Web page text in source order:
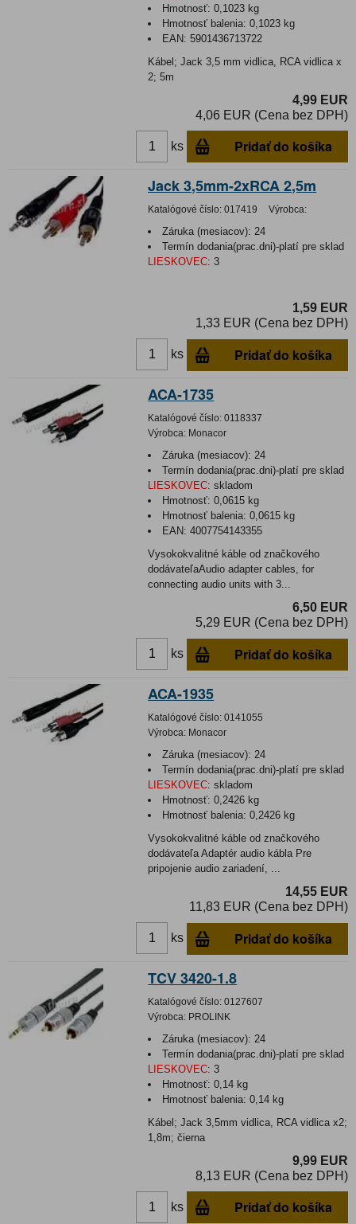
Hmotnosť:0,1023 kg
Hmotnosť balenia:0,1023 kg
EAN:5901436713722
Kábel; Jack 3,5 mm vidlica, RCA vidlica x
2; 5m
4,99 EUR
4,06 EUR (Cena bez DPH)
ks Pridať do košíka
Jack 3,5mm-2xRCA 2,5m
Katalógové číslo: 017419 Výrobca:
Záruka (mesiacov): 24
Termín dodania(prac.dni)-platí pre sklad
LIESKOVEC: 3
1,59 EUR
1,33 EUR (Cena bez DPH)
ks Pridať do košíka
ACA-1735
Katalógové číslo: 0118337
Výrobca: Monacor
Záruka (mesiacov): 24
Termín dodania(prac.dni)-platí pre sklad
LIESKOVEC: skladom
Hmotnosť:0,0615 kg
Hmotnosť balenia:0,0615 kg
EAN:4007754143355
Vysokokvalitné káble od značkového
dodávateľaAudio adapter cables, for
connecting audio units with 3...
6,50 EUR
5,29 EUR (Cena bez DPH)
ks Pridať do košíka
ACA-1935
Katalógové číslo: 0141055
Výrobca: Monacor
Záruka (mesiacov): 24
Termín dodania(prac.dni)-platí pre sklad
LIESKOVEC: skladom
Hmotnosť:0,2426 kg
Hmotnosť balenia:0,2426 kg
Vysokokvalitné káble od značkového
dodávateľa Adaptér audio kábla Pre
pripojenie audio zariadení, ...
14,55 EUR
11,83 EUR (Cena bez DPH)
ks Pridať do košíka
TCV 3420-1.8
Katalógové číslo: 0127607
Výrobca: PROLINK
Záruka (mesiacov): 24
Termín dodania(prac.dni)-platí pre sklad
LIESKOVEC: 3
Hmotnosť:0,14 kg
Hmotnosť balenia:0,14 kg
Kábel; Jack 3,5mm vidlica, RCA vidlica x2;
1,8m; čierna
9,99 EUR
8,13 EUR (Cena bez DPH)
ks Pridať do košíka